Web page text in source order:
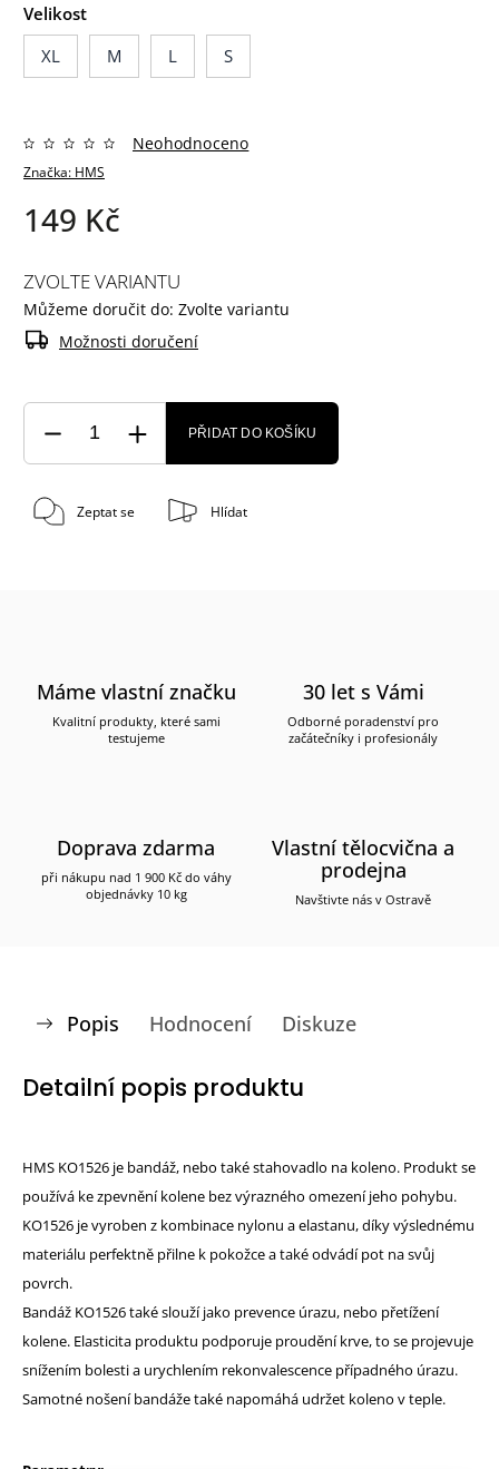
Velikost
XL
M L S
Značka: HMS
Neohodnoceno
149 Kč
ZVOLTE VARIANTU
Můžeme doručit do: Zvolte variantu
Možnosti doručení
PŘIDAT DO KOŠÍKU
Zeptat se Hlídat
Máme vlastní značku
Kvalitní produkty, které sami
testujeme
30 let s Vámi
Odborné poradenství pro
začátečníky i profesionály
Doprava zdarma
při nákupu nad 1 900 Kč do váhy
objednávky 10 kg
Vlastní tělocvična a
prodejna
Navštivte nás v Ostravě
Popis Hodnocení Diskuze
Detailní popis produktu
HMS KO1526 je bandáž, nebo také stahovadlo na koleno. Produkt se
používá ke zpevnění kolene bez výrazného omezení jeho pohybu.
KO1526 je vyroben z kombinace nylonu a elastanu, díky výslednému
materiálu perfektně přilne k pokožce a také odvádí pot na svůj
povrch.
Bandáž KO1526 také slouží jako prevence úrazu, nebo přetížení
kolene. Elasticita produktu podporuje proudění krve, to se projevuje
snížením bolesti a urychlením rekonvalescence případného úrazu.
Samotné nošení bandáže také napomáhá udržet koleno v teple.